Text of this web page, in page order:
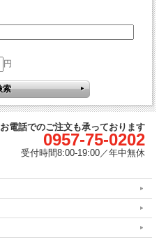
円
お電話でのご注文も承っております
0957-75-0202
受付時間8:00-19:00／年中無休